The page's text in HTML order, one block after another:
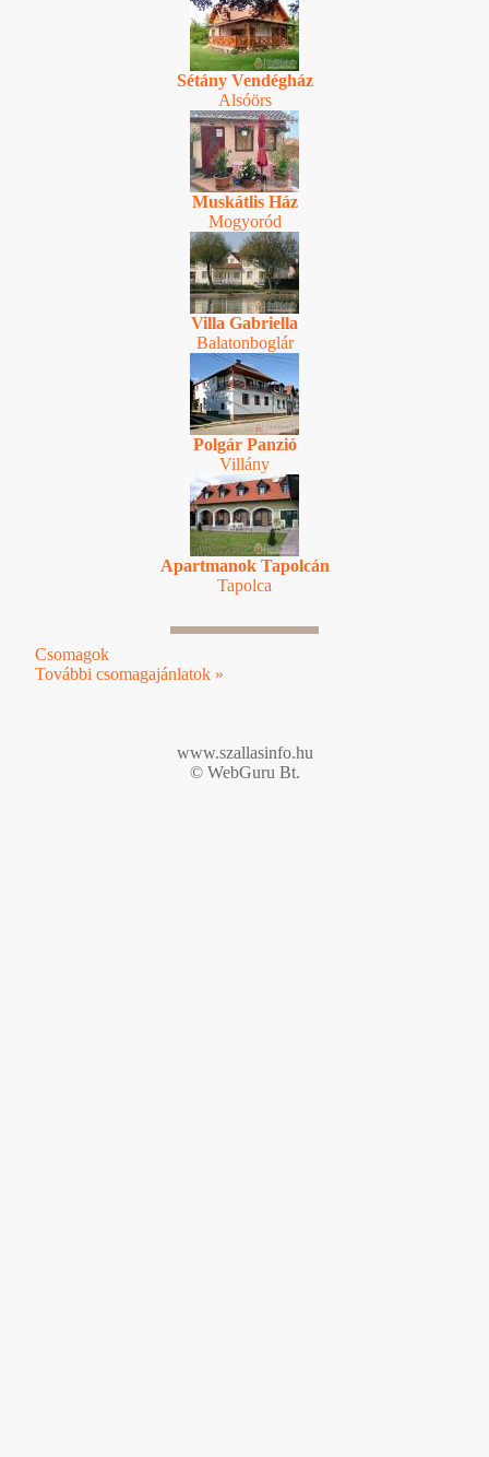
Sétány Vendégház
Alsóörs
Muskátlis Ház
Mogyoród
Villa Gabriella
Balatonboglár
Polgár Panzió
Villány
Apartmanok Tapolcán
Tapolca
Csomagok
További csomagajánlatok »
www.szallasinfo.hu
© WebGuru Bt.